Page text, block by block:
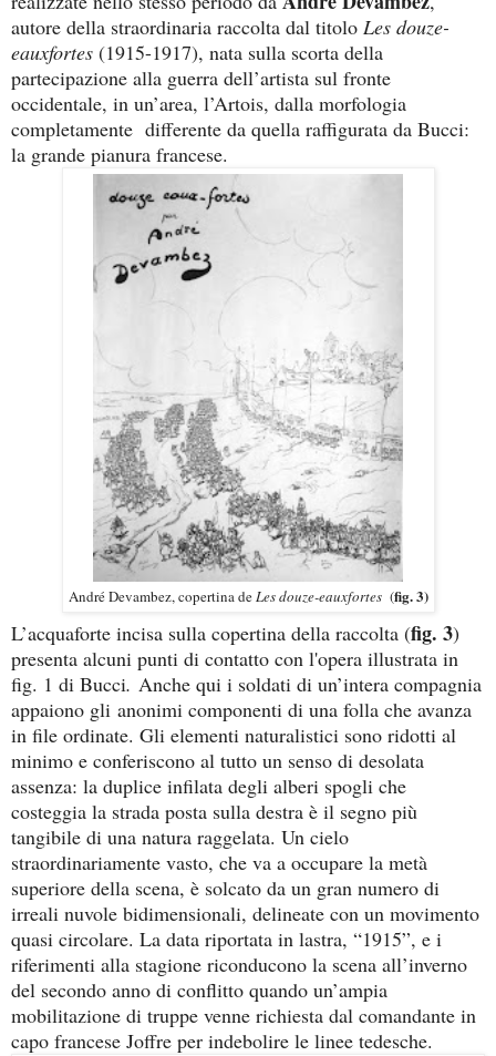
autore della straordinaria raccolta dal titolo Les douze-
eauxfortes (1915-1917), nata sulla scorta della
partecipazione alla guerra dell’artista sul fronte
occidentale, in un’area, l’Artois, dalla morfologia
completamente differente da quella raffigurata da Bucci:
la grande pianura francese.
André Devambez, copertina deLes douze-eauxfortes(fig. 3)
L’acquaforte incisa sulla copertina della raccolta (fig. 3)
presenta alcuni punti di contatto con l'opera illustrata in
fig. 1 di Bucci. Anche qui i soldati di un’intera compagnia
appaiono gli anonimi componenti di una folla che avanza
in file ordinate. Gli elementi naturalistici sono ridotti al
minimo e conferiscono al tutto un senso di desolata
assenza: la duplice infilata degli alberi spogli che
costeggia la strada posta sulla destra è il segno più
tangibile di una natura raggelata. Un cielo
straordinariamente vasto, che va a occupare la metà
superiore della scena, è solcato da un gran numero di
irreali nuvole bidimensionali, delineate con un movimento
quasi circolare. La data riportata in lastra, “1915”, e i
riferimenti alla stagione riconducono la scena all’inverno
del secondo anno di conflitto quando un’ampia
mobilitazione di truppe venne richiesta dal comandante in
capo francese Joffre per indebolire le linee tedesche.